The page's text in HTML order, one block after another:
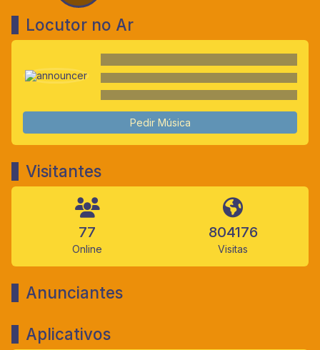
Locutor no Ar
Pedir Música
Visitantes
77
Online
804176
Visitas
Anunciantes
Aplicativos